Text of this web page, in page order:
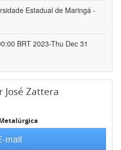
Estadual de Maringá -
BRT 2023-Thu Dec 31
José Zattera
mail